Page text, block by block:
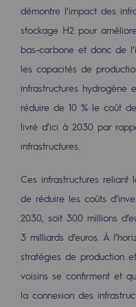
Projet type
Exploitation
Stockage de
Stockage
Savoir-faire
Projet type
Biométhane
Biométhane
Biométhane :
démontre l’impact des
stockage H2 pour
bas-carbone et donc de
les capacités de
infrastructures hydrogène
réduire de 10 % le coût
livré d’ici à 2030 par
infrastructures.
Ces infrastructures reliant
de réduire les coûts
2030, soit 300 millions
3 milliards d’euros. À
stratégies de production
voisins se confirment et
la connexion des